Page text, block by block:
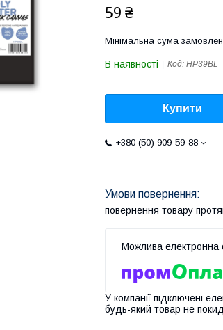
59 ₴
Мінімальна сума
В наявності Код: HP39BL
Купити
+380 (50) 909-59-88
повернення товару
У компанії підключені
будь-який товар не